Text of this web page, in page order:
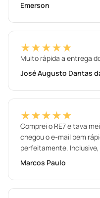
Emerson
★★★★★
Muito rápida a entrega
José Augusto Dantas
★★★★★
Comprei o RE7 e tava
chegou o e-mail bem
perfeitamente. Inclusive,
Marcos Paulo